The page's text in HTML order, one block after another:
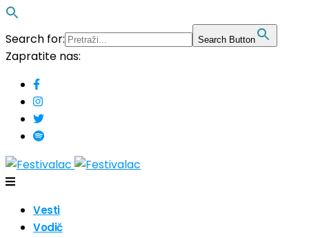
Search for: Search Button
Zapratite nas:
Vesti
Vodič